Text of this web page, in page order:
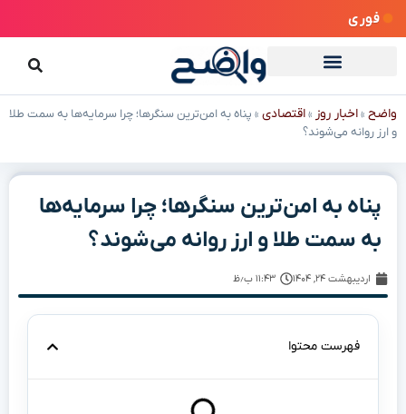
فوری
واضح »اخبار روز »اقتصادی » پناه به امن‌ترین سنگرها؛ چرا سرمایه‌ها به سمت طلا
و ارز روانه می‌شوند؟
پناه به امن‌ترین سنگرها؛ چرا سرمایه‌ها
به سمت طلا و ارز روانه می‌شوند؟
اردیبهشت ۲۴, ۱۴۰۴ ۱۱:۴۳ ب٫ظ
فهرست محتوا